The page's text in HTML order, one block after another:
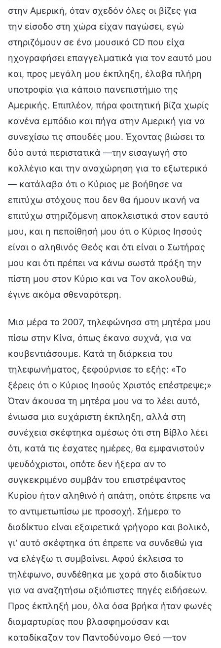
στην Αμερική, όταν σχεδόν όλες οι βίζες για
την είσοδο στη χώρα είχαν παγώσει, εγώ
στηριζόμουν σε ένα μουσικό CD που είχα
ηχογραφήσει επαγγελματικά για τον εαυτό μου
και, προς μεγάλη μου έκπληξη, έλαβα πλήρη
υποτροφία για κάποιο πανεπιστήμιο της
Αμερικής. Επιπλέον, πήρα φοιτητική βίζα χωρίς
κανένα εμπόδιο και πήγα στην Αμερική για να
συνεχίσω τις σπουδές μου. Έχοντας βιώσει τα
δύο αυτά περιστατικά —την εισαγωγή στο
κολλέγιο και την αναχώρηση για το εξωτερικό
— κατάλαβα ότι ο Κύριος με βοήθησε να
επιτύχω στόχους που δεν θα ήμουν ικανή να
επιτύχω στηριζόμενη αποκλειστικά στον εαυτό
μου, και η πεποίθησή μου ότι ο Κύριος Ιησούς
είναι ο αληθινός Θεός και ότι είναι ο Σωτήρας
μου και ότι πρέπει να κάνω σωστά πράξη την
πίστη μου στον Κύριο και να Τον ακολουθώ,
έγινε ακόμα σθεναρότερη.
Μια μέρα το 2007, τηλεφώνησα στη μητέρα μου
πίσω στην Κίνα, όπως έκανα συχνά, για να
κουβεντιάσουμε. Κατά τη διάρκεια του
τηλεφωνήματος, ξεφούρνισε το εξής: «Το
ξέρεις ότι ο Κύριος Ιησούς Χριστός επέστρεψε;»
Όταν άκουσα τη μητέρα μου να το λέει αυτό,
ένιωσα μια ευχάριστη έκπληξη, αλλά στη
συνέχεια σκέφτηκα αμέσως ότι στη Βίβλο λέει
ότι, κατά τις έσχατες ημέρες, θα εμφανιστούν
ψευδόχριστοι, οπότε δεν ήξερα αν το
συγκεκριμένο συμβάν του επιστρέψαντος
Κυρίου ήταν αληθινό ή απάτη, οπότε έπρεπε να
το αντιμετωπίσω με προσοχή. Σήμερα το
διαδίκτυο είναι εξαιρετικά γρήγορο και βολικό,
γι’ αυτό σκέφτηκα ότι έπρεπε να συνδεθώ για
να ελέγξω τι συμβαίνει. Αφού έκλεισα το
τηλέφωνο, συνδέθηκα με χαρά στο διαδίκτυο
για να αναζητήσω αξιόπιστες πηγές ειδήσεων.
Προς έκπληξή μου, όλα όσα βρήκα ήταν φωνές
διαμαρτυρίας που βλασφημούσαν και
καταδίκαζαν τον Παντοδύναμο Θεό —τον